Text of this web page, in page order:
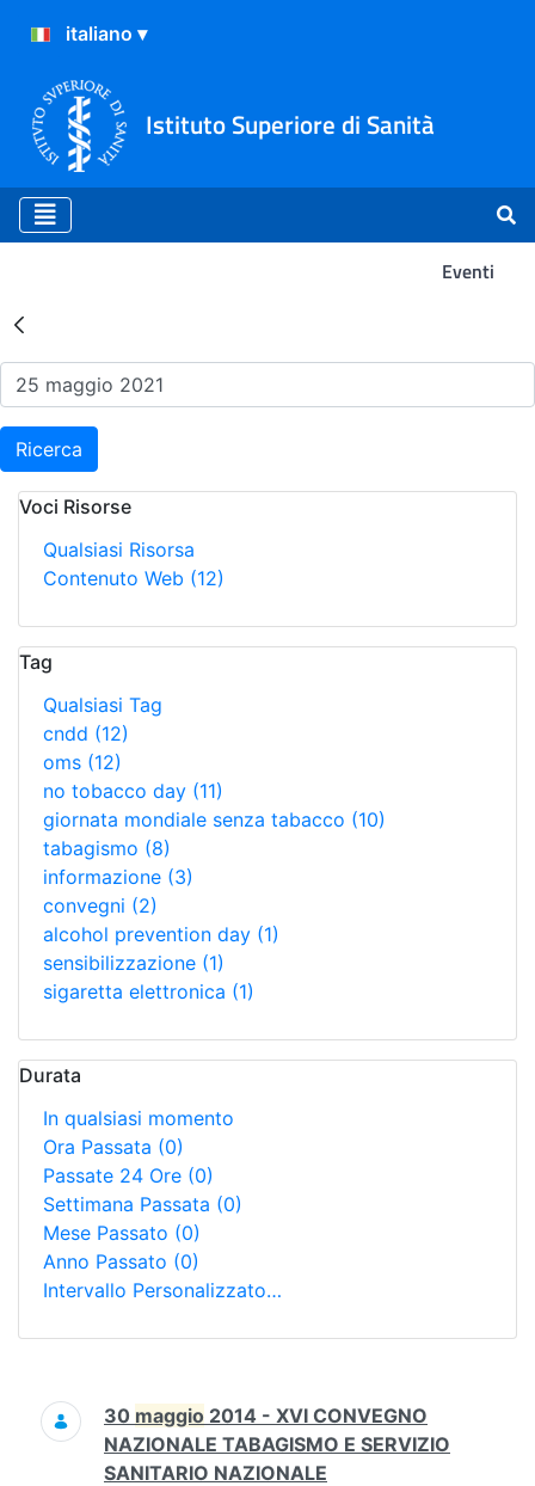
Istituto Superiore di Sanità
Eventi
Risultati della Ricerca -
Ricerca
Voci Risorse
Qualsiasi Risorsa
Contenuto Web (12)
Tag
Qualsiasi Tag
cndd (12)
oms (12)
no tobacco day (11)
giornata mondiale senza tabacco (10)
tabagismo (8)
informazione (3)
convegni (2)
alcohol prevention day (1)
sensibilizzazione (1)
sigaretta elettronica (1)
Durata
In qualsiasi momento
Ora Passata (0)
Passate 24 Ore (0)
Settimana Passata (0)
Mese Passato (0)
Anno Passato (0)
Intervallo Personalizzato…
Ricerca
30 maggio 2014 - XVI CONVEGNO
NAZIONALE TABAGISMO E SERVIZIO
SANITARIO NAZIONALE